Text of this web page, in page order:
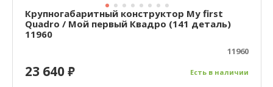
Крупногабаритный конструктор My first
Quadro / Мой первый Квадро (141 деталь)
11960
11960
Есть в наличии
23 640₽